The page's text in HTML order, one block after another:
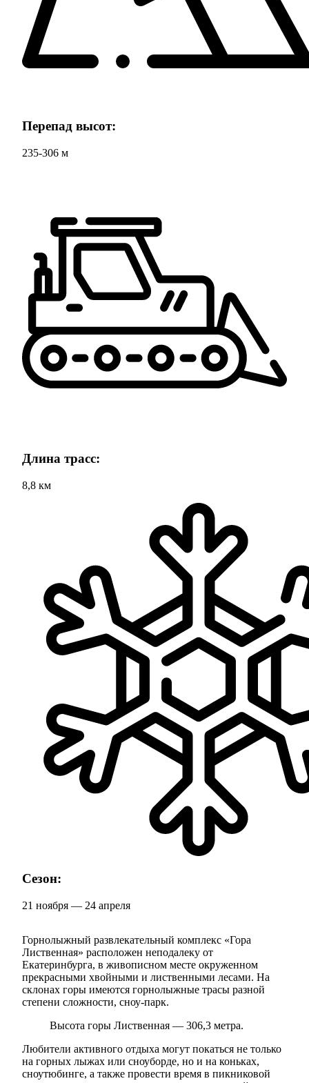
Перепад высот:
235-306 м
Длина трасс:
8,8 км
Сезон:
21 ноября — 24 апреля
Горнолыжный развлекательный комплекс «Гора
Лиственная» расположен неподалеку от
Екатеринбурга, в живописном месте окруженном
прекрасными хвойными и лиственными лесами. На
склонах горы имеются горнолыжные трасы разной
степени сложности, сноу-парк.
Высота горы Лиственная — 306,3 метра.
Любители активного отдыха могут покаться не только
на горных лыжах или сноуборде, но и на коньках,
сноутюбинге, а также провести время в пикниковой